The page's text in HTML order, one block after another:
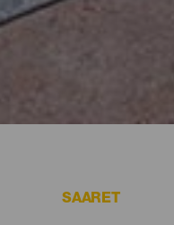
luonnon helmassa,
majoitusvaihtoehtoja
SAARET